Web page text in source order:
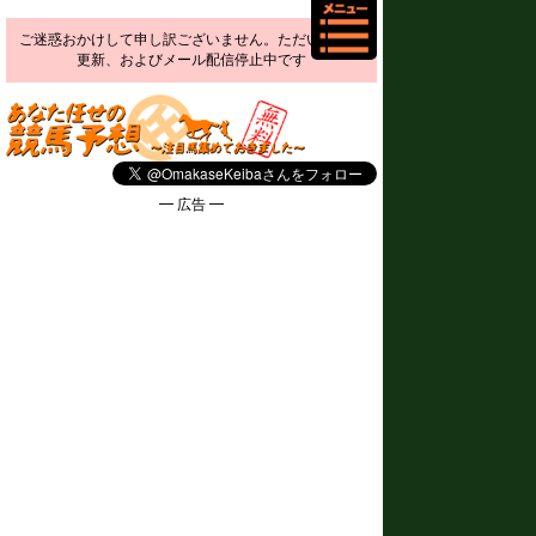
ご迷惑おかけして申し訳ございません。ただいま予想
更新、およびメール配信停止中です
━ 広告 ━